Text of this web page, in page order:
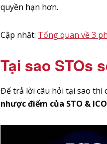
quyền hạn hơn.
Cập nhật: Tổng quan về 3
Tại sao STOs
Để trả lời câu hỏi tại sao thì
nhược điểm của STO & ICO